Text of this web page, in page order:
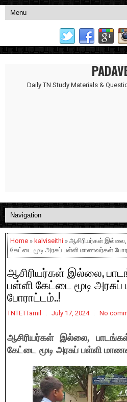
Daily TN Study Materials &
Home » kalviseithi » ஆசிரியர்கள் இல்லை,
கேட்டை மூடி அரசுப் பள்ளி மாணவர்கள்
ஆசிரியர்கள் இல்லை,
பள்ளி கேட்டை மூடி
போராட்டம்..!
TNTETTamil July 17, 2024 No
ஆசிரியர்கள் இல்லை, பாடங்கள்
கேட்டை மூடி அரசுப் பள்ளி